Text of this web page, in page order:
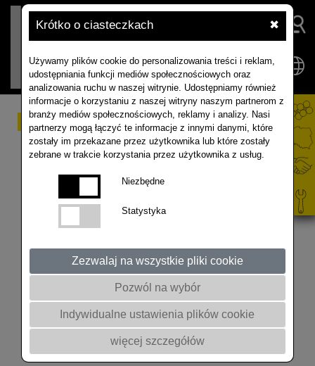
Krótko o ciasteczkach ✖
Używamy plików cookie do personalizowania treści i reklam,
udostępniania funkcji mediów społecznościowych oraz
analizowania ruchu w naszej witrynie. Udostępniamy również
informacje o korzystaniu z naszej witryny naszym partnerom z
branży mediów społecznościowych, reklamy i analizy. Nasi
partnerzy mogą łączyć te informacje z innymi danymi, które
zostały im przekazane przez użytkownika lub które zostały
zebrane w trakcie korzystania przez użytkownika z usług.
Niezbędne
Statystyka
Zezwalaj na wszystkie pliki cookie
Pozwól na wybór
Indywidualne ustawienia plików cookie
więcej szczegółów
#12 POLE ROZMÓW
podcast o uprawie
rzepaku... i nie tylko
Artur Kozera manager produktu i marketingu
YARA Poland na temat mineralnego żywienia
roślin. Zapraszamy do wysłuchania! Nagranie
zostało zrealizowane w TOK JOB Studio w
Gminnej Bibliotece Publicznej w Mieścisku.
@rapoolpolska7302 @akademiarzepaku5409
@yarapoland1317 #rolnictwo #rzepak #nawożenie
#podcast